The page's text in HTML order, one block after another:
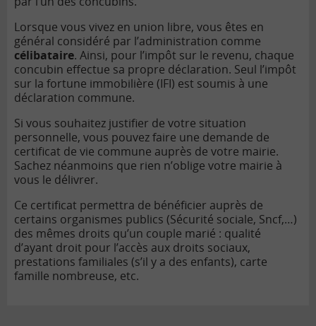
Lorsque vous vivez en union libre, vous êtes en
général considéré par l’administration comme
célibataire. Ainsi, pour l’impôt sur le revenu, chaque
concubin effectue sa propre déclaration. Seul l’impôt
sur la fortune immobilière (IFI) est soumis à une
déclaration commune.
Si vous souhaitez justifier de votre situation
personnelle, vous pouvez faire une demande de
certificat de vie commune auprès de votre mairie.
Sachez néanmoins que rien n’oblige votre mairie à
vous le délivrer.
Ce certificat permettra de bénéficier auprès de
certains organismes publics (Sécurité sociale, Sncf,…)
des mêmes droits qu’un couple marié : qualité
d’ayant droit pour l’accès aux droits sociaux,
prestations familiales (s’il y a des enfants), carte
famille nombreuse, etc.